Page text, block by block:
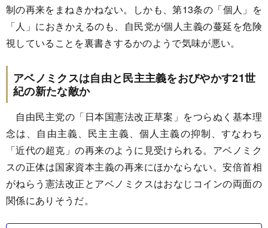
制の再来をまねきかねない。しかも、第13条の「個人」を
「人」におきかえるのも、自民党が個人主義の蔓延を危険
視していることを裏書きするかのようで気味が悪い。
アベノミクスは自由と民主主義をおびやかす21世
紀の新たな敵か
自由民主党の「日本国憲法改正草案」をつらぬく基本理
念は、自由主義、民主主義、個人主義の抑制、すなわち
「近代の超克」の再来のように見受けられる。アベノミク
スの正体は国家資本主義の再来にほかならない。安倍首相
がねらう憲法改正とアベノミクスはおなじコインの両面の
関係にありそうだ。